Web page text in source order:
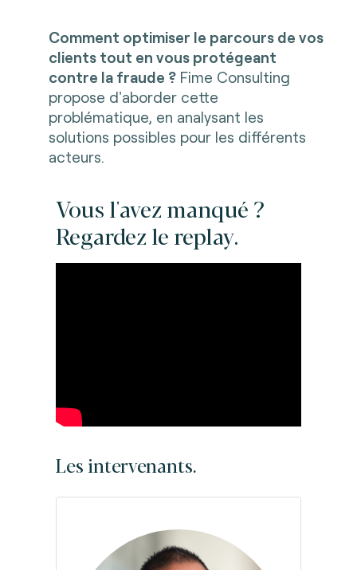
Comment optimiser le parcours de vos
clients tout en vous protégeant
contre la fraude ?Fime Consulting
propose d'aborder cette
problématique, en analysant les
solutions possibles pour les différents
acteurs.
Vous l'avez manqué ?
Regardez le replay.
Les intervenants.